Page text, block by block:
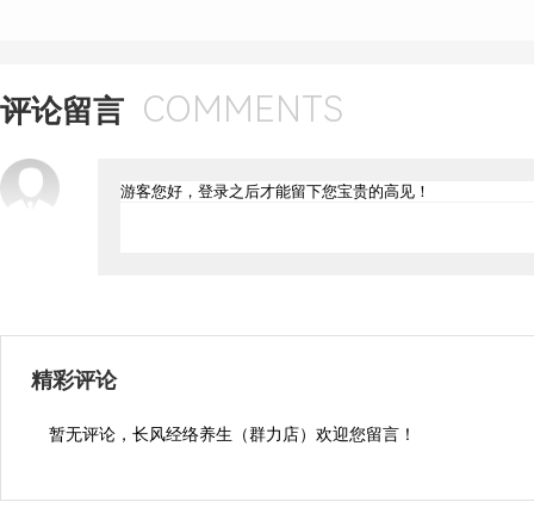
评论留言 COMMENTS
精彩评论
暂无评论，长风经络养生（群力店）欢迎您留言！